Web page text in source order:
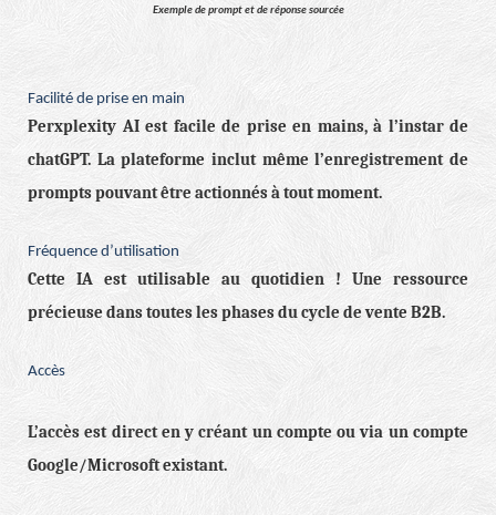
Exemple de prompt et de réponse sourcée
Facilité de prise en main
Perxplexity AI est facile de prise en mains, à l’instar de
chatGPT. La plateforme inclut même l’enregistrement de
prompts pouvant être actionnés à tout moment.
Fréquence d’utilisation
Cette IA est utilisable au quotidien ! Une ressource
précieuse dans toutes les phases du cycle de vente B2B.
Accès
L’accès est direct en y créant un compte ou via un compte
Google/Microsoft existant.